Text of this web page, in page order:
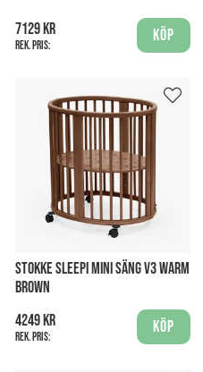
7129 kr
Rek. pris:
Köp
STOKKE SLEEPI MINI SÄNG V3 WARM
BROWN
4249 kr
Rek. pris:
Köp